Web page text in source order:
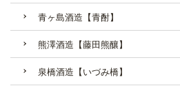
青ヶ島酒造【青酎】
熊澤酒造【藤田熊釀】
泉橋酒造【いづみ橋】